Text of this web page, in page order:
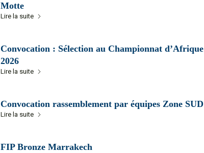
Motte
Lire la suite
Convocation : Sélection au Championnat
2026
Lire la suite
Convocation rassemblement par équipes Zone
Lire la suite
FIP Bronze Marrakech